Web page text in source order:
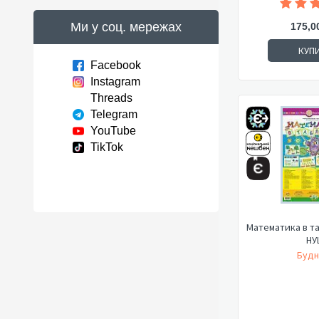
Ми у соц. мережах
Facebook
Instagram
Threads
Telegram
YouTube
TikTok
Математика в